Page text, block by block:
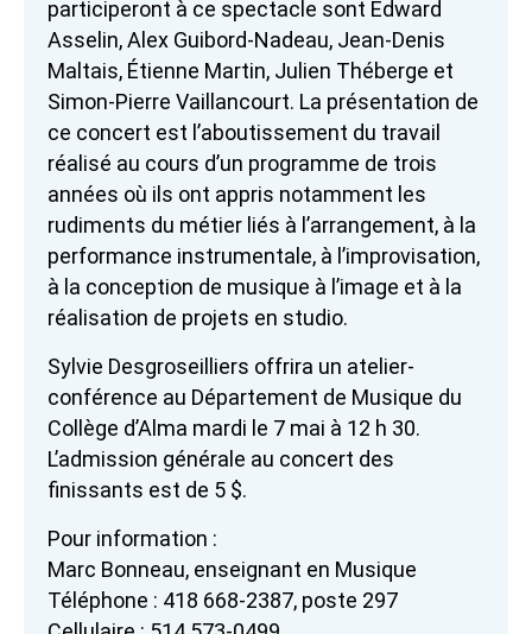
participeront à ce spectacle sont Edward
Asselin, Alex Guibord-Nadeau, Jean-Denis
Maltais, Étienne Martin, Julien Théberge et
Simon-Pierre Vaillancourt. La présentation de
ce concert est l’aboutissement du travail
réalisé au cours d’un programme de trois
années où ils ont appris notamment les
rudiments du métier liés à l’arrangement, à la
performance instrumentale, à l’improvisation,
à la conception de musique à l’image et à la
réalisation de projets en studio.
Sylvie Desgroseilliers offrira un atelier-
conférence au Département de Musique du
Collège d’Alma mardi le 7 mai à 12 h 30.
L’admission générale au concert des
finissants est de 5 $.
Pour information :
Marc Bonneau, enseignant en Musique
Téléphone : 418 668-2387, poste 297